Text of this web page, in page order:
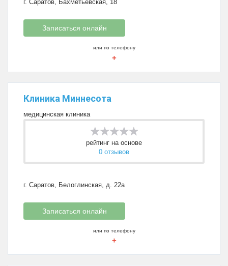
г. Саратов, Бахметьевская, 18
Записаться онлайн
или по телефону
+
Клиника Миннесота
медицинская клиника
рейтинг на основе
0 отзывов
г. Саратов, Белоглинская, д. 22а
Записаться онлайн
или по телефону
+